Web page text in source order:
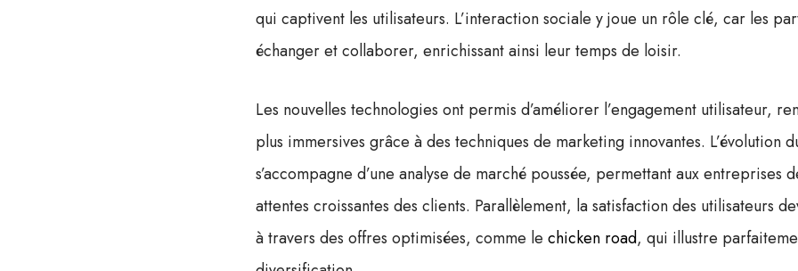
qui captivent les utilisateurs. L’interaction sociale y joue un rôle clé, car les
échanger et collaborer, enrichissant ainsi leur temps de loisir.
Les nouvelles technologies ont permis d’améliorer l’engagement utilisateur,
plus immersives grâce à des techniques de marketing innovantes. L’évolution
s’accompagne d’une analyse de marché poussée, permettant aux entreprises
attentes croissantes des clients. Parallèlement, la satisfaction des utilisateurs
à travers des offres optimisées, comme le chicken road, qui illustre